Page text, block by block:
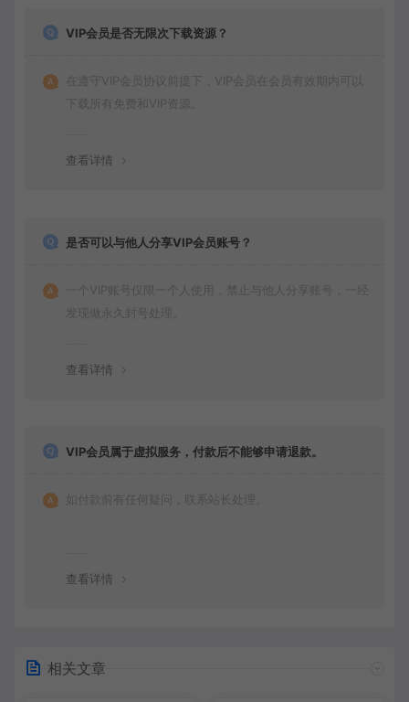
VIP会员是否无限次下载资源？
在遵守VIP会员协议前提下，VIP会员在会员有效期内可以
下载所有免费和VIP资源。
查看详情
是否可以与他人分享VIP会员账号？
一个VIP账号仅限一个人使用，禁止与他人分享账号，一经
发现做永久封号处理。
查看详情
VIP会员属于虚拟服务，付款后不能够申请退款。
如付款前有任何疑问，联系站长处理。
查看详情
相关文章